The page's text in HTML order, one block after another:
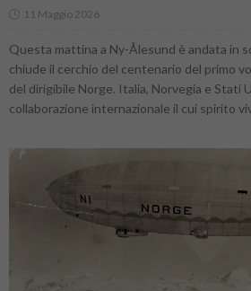
11 Maggio 2026
Questa mattina a Ny-Ålesund è andata in
chiude il cerchio del centenario del primo
del dirigibile Norge. Italia, Norvegia e Stati
collaborazione internazionale il cui spirito